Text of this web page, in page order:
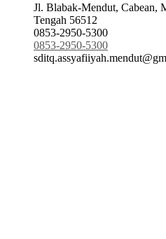
Jl. Blabak-Mendut, Cabean,
Tengah 56512
0853-2950-5300
0853-2950-5300